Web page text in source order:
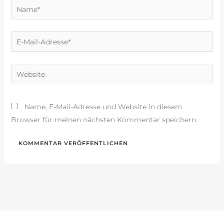
Name*
E-
Mail-
Adresse*
Website
Name, E-Mail-Adresse und Website in diesem
Browser für meinen nächsten Kommentar speichern.